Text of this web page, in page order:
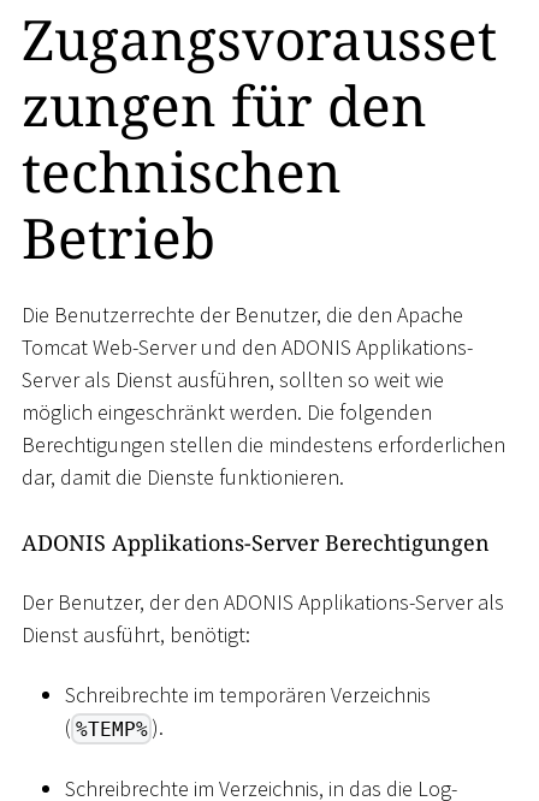
Zugangsvorausset
zungen für den
technischen
Betrieb
Die Benutzerrechte der Benutzer, die den Apache
Tomcat Web-Server und den ADONIS Applikations-
Server als Dienst ausführen, sollten so weit wie
möglich eingeschränkt werden. Die folgenden
Berechtigungen stellen die mindestens erforderlichen
dar, damit die Dienste funktionieren.
ADONIS Applikations-Server Berechtigungen
Der Benutzer, der den ADONIS Applikations-Server als
Dienst ausführt, benötigt:
Schreibrechte im temporären Verzeichnis
( %TEMP% ).
Schreibrechte im Verzeichnis, in das die Log-